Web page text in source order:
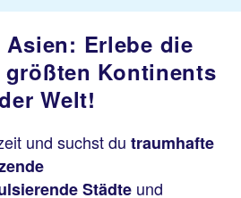
Erlebe die
Kontinents
Welt!
und suchst du traumhafte
Städte und